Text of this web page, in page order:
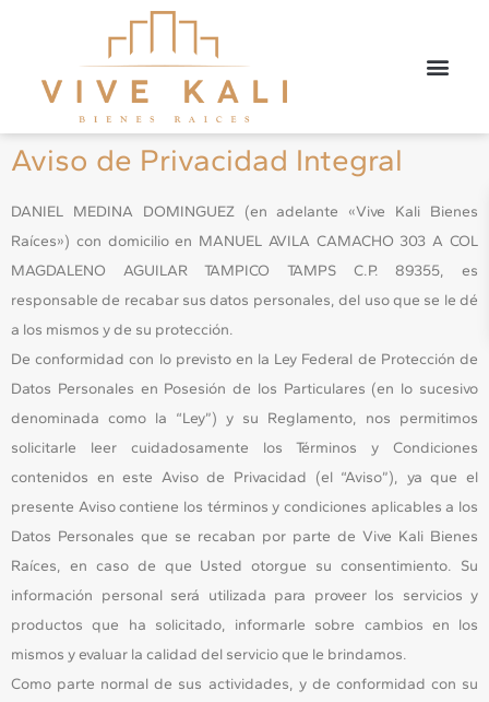
Aviso de Privacidad Integral
DANIEL MEDINA DOMINGUEZ (en adelante «Vive Kali Bienes
Raíces») con domicilio en MANUEL AVILA CAMACHO 303 A COL
MAGDALENO AGUILAR TAMPICO TAMPS C.P. 89355, es
responsable de recabar sus datos personales, del uso que se le dé
a los mismos y de su protección.
De conformidad con lo previsto en la Ley Federal de Protección de
Datos Personales en Posesión de los Particulares (en lo sucesivo
denominada como la “Ley”) y su Reglamento, nos permitimos
solicitarle leer cuidadosamente los Términos y Condiciones
contenidos en este Aviso de Privacidad (el “Aviso”), ya que el
presente Aviso contiene los términos y condiciones aplicables a los
Datos Personales que se recaban por parte de Vive Kali Bienes
Raíces, en caso de que Usted otorgue su consentimiento. Su
información personal será utilizada para proveer los servicios y
productos que ha solicitado, informarle sobre cambios en los
mismos y evaluar la calidad del servicio que le brindamos.
Como parte normal de sus actividades, y de conformidad con su